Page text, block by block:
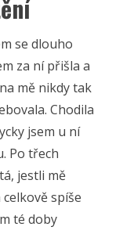
se dlouho
za ní přišla a
mě nikdy tak
Chodila
jsem u ní
Po třech
jestli mě
spíše
té doby